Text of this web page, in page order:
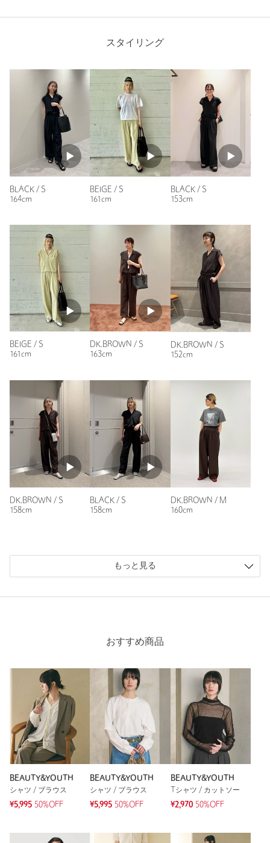
場合は、使用前に必ずご確認ください。
り、実際の色味と異なって見える場合がございます。あらかじめ
※画像の商品はサンプルです。
お問い合わせの際は、ユナイテッドアローズ カスタマーサービス
デスクまで下記の品名/品番をお申し付け下さい。
品名：★byWDM N/PU SHT&PT 品番：16266000010
商品詳細
注文キャンセル 対象商品
裾上げ 対象外商品 裾上げについて
タイプ WOMEN
カテゴリー | オーバーオール / オールインワン
サイズ S M
素材
シャツ； ナイロン85％ ポリウレタン15％ パンツ；
ナイロン85％ ポリウレタン15％
洗濯表示 -
商品番号 1626-6-000010
ーティっぽくならないので大人の女性にも似合うデザインだと
ボトムスは、フラットシューズを履いてもギリギリ擦らないく
らいで丁度良いです。
あとシワが取れやすいので、その点もとても良いです。
女性
30代後半
160cm
普段の着用サイズ：
M
7人が参考になったと回答
ニックネーム： みー
投稿日： 2026年5月12日
購入サイズ：M
｜
購入カラー：BLACK
購入商品のサイズ感：ちょうどよい
上下共に着回しも効くので、出番がたくさんありそうです。
女性
年代：50代後半
160cm
普段の着用サイズ：
6人が参考になったと回答
参考になった
ニックネーム： ちいちゃん
生地がさらっとしてて、涼しくて、着やすい気に入ってます。
性別：女性
40代後半
身長：164cm
普段の着用サイズ：
3人が参考になったと回答
参考になった
能を保証するものではありません。
スタイリング
BLACK / S
164cm
BEIGE / S
161cm
BLACK / S
153cm
BEIGE / S
161cm
DK.BROWN / S
163cm
DK.BROWN / S
152cm
DK.BROWN / S
158cm
BLACK / S
158cm
DK.BROWN / M
160cm
もっと見る
おすすめ商品
BEAUTY&YOUTH
シャツ / ブラウス
¥5,995 50%OFF
BEAUTY&YOUTH
シャツ / ブラウス
¥5,995 50%OFF
BEAUTY&YOUTH
Tシャツ / カットソー
¥2,970 50%OFF